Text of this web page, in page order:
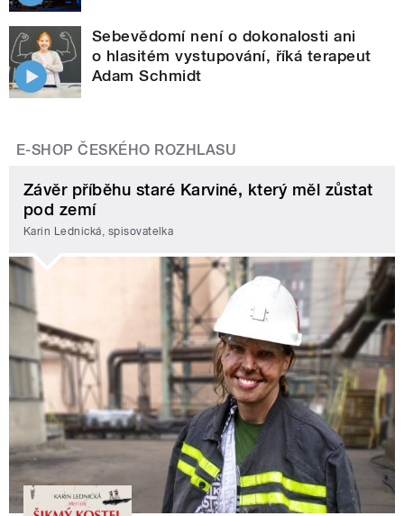
Sebevědomí není o dokonalosti ani
o hlasitém vystupování, říká terapeut
Adam Schmidt
E-SHOP ČESKÉHO ROZHLASU
Závěr příběhu staré Karviné, který měl zůstat
pod zemí
Karin Lednická, spisovatelka